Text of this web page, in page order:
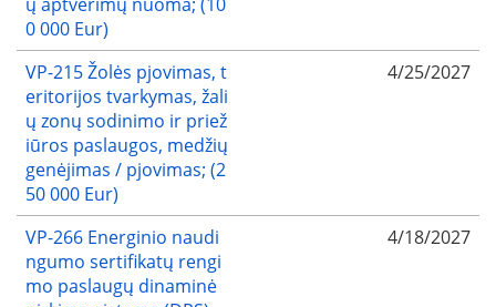
0 000 Eur)
VP-215 Žolės pjovimas, t
eritorijos tvarkymas, žali
ų zonų sodinimo ir priež
iūros paslaugos, medžių
genėjimas / pjovimas; (2
50 000 Eur)
4/25/2027
VP-266 Energinio naudi
ngumo sertifikatų rengi
mo paslaugų dinaminė
4/18/2027